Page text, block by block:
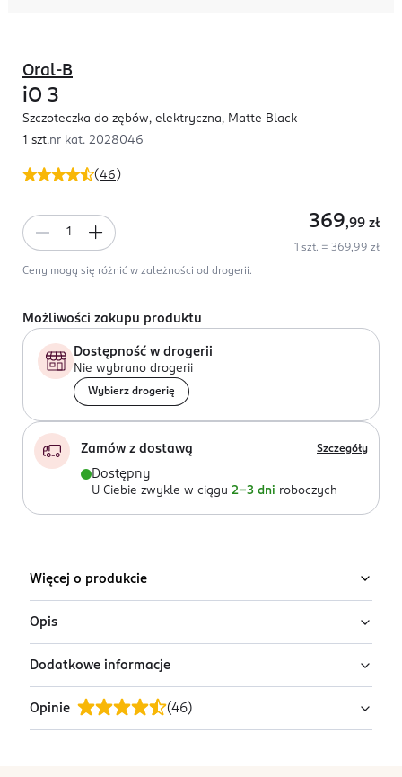
(46 )
Oral-B
iO 3
Szczoteczka do zębów, elektryczna, Matte Black
1 szt.nr kat. 2028046
369,99 zł
1 szt. = 369,99 zł
Ceny mogą się różnić w zależności od drogerii.
Możliwości zakupu produktu
Dostępność w drogerii
Nie wybrano drogerii
Wybierz drogerię
Zamów z dostawą Szczegóły
Dostępny
U Ciebie zwykle w ciągu 2-3 dni roboczych
Więcej o produkcie
Opis
Szczoteczka elektryczna iO 3 została wyposażona w
najlepszą technologię Oral-B, która łączy okrągłą
główkę szczoteczki zaprojektowaną we współpracy z
dentystami z delikatnymi mikrowibracjami włókien, aby
Dodatkowe informacje
OSTRZEŻENIA DOTYCZĄCE BEZPIECZEŃSTWA
Należy regularnie sprawdzać
Opinie (46)